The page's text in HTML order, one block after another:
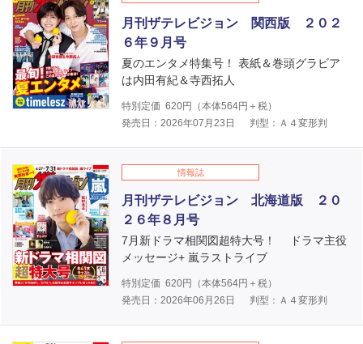
月刊ザテレビジョン 関西版 ２０２
６年９月号
夏のエンタメ特集号！ 表紙＆巻頭グラビア
は内田有紀＆寺西拓人
特別定価 620円（本体564円＋税）
発売日：2026年07月23日
判型：Ａ４変形判
情報誌
月刊ザテレビジョン 北海道版 ２０
２６年８月号
7月新ドラマ相関図超特大号！ ドラマ主役
メッセージ+ 嵐ラストライブ
特別定価 620円（本体564円＋税）
発売日：2026年06月26日
判型：Ａ４変形判